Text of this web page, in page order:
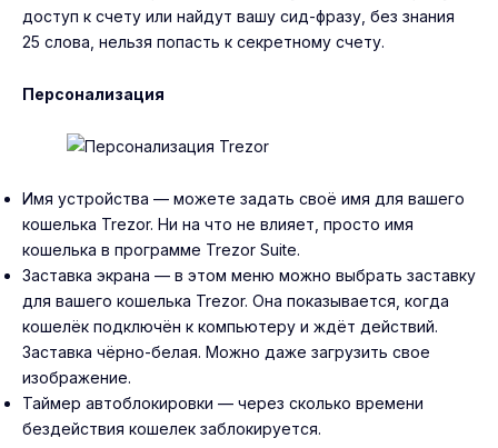
доступ к счету или найдут вашу сид-фразу, без знания
25 слова, нельзя попасть к секретному счету.
Персонализация
Имя устройства — можете задать своё имя для вашего
кошелька Trezor. Ни на что не влияет, просто имя
кошелька в программе Trezor Suite.
Заставка экрана — в этом меню можно выбрать заставку
для вашего кошелька Trezor. Она показывается, когда
кошелёк подключён к компьютеру и ждёт действий.
Заставка чёрно-белая. Можно даже загрузить свое
изображение.
Таймер автоблокировки — через сколько времени
бездействия кошелек заблокируется.